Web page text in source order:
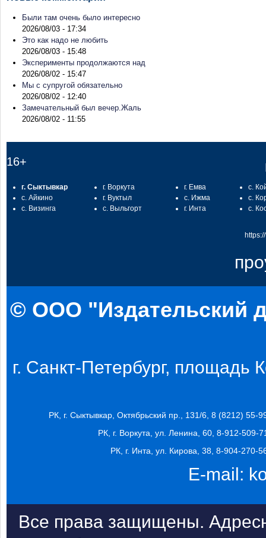
Были там очень было интересно
2026/08/03 - 17:34
Это как надо не любить
2026/08/03 - 15:48
Эксперименты продолжаются над
2026/08/02 - 15:47
Мы с супругой обязательно
2026/08/02 - 12:40
Замечательный был вечер.Жаль
2026/08/02 - 11:55
16+
г. Сыктывкар
с. Айкино
с. Визинга
г. Воркута
г. Вуктыл
с. Выльгорт
г. Емва
с. Ижма
г. Инта
с.
с.
с.
© ООО "Издательский
г. Санкт-Петербург, площадь
РК, г. Сыктывкар, Октябрьский пр., 131/6, 8 (8212) 55-
РК, г. Воркута, ул. Ленина, 60, 8-912-509-
РК, г. Инта, ул. Кирова, 38, 8-904-270-
E-mail:
Все права защищены.